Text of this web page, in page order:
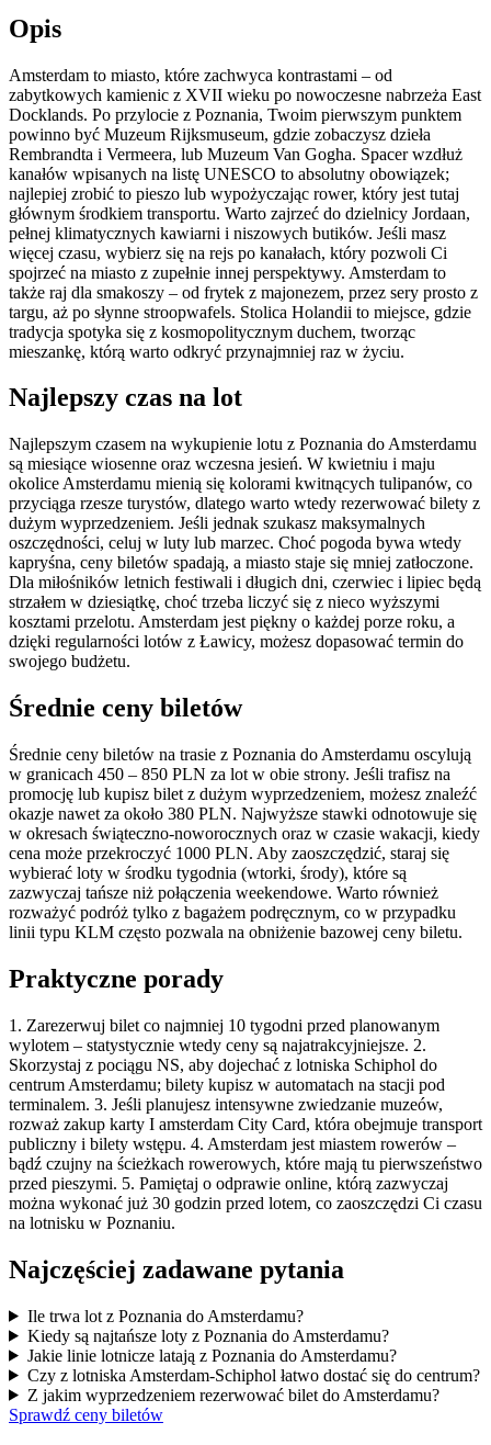
Opis
Amsterdam to miasto, które zachwyca kontrastami – od
zabytkowych kamienic z XVII wieku po nowoczesne nabrzeża East
Docklands. Po przylocie z Poznania, Twoim pierwszym punktem
powinno być Muzeum Rijksmuseum, gdzie zobaczysz dzieła
Rembrandta i Vermeera, lub Muzeum Van Gogha. Spacer wzdłuż
kanałów wpisanych na listę UNESCO to absolutny obowiązek;
najlepiej zrobić to pieszo lub wypożyczając rower, który jest tutaj
głównym środkiem transportu. Warto zajrzeć do dzielnicy Jordaan,
pełnej klimatycznych kawiarni i niszowych butików. Jeśli masz
więcej czasu, wybierz się na rejs po kanałach, który pozwoli Ci
spojrzeć na miasto z zupełnie innej perspektywy. Amsterdam to
także raj dla smakoszy – od frytek z majonezem, przez sery prosto z
targu, aż po słynne stroopwafels. Stolica Holandii to miejsce, gdzie
tradycja spotyka się z kosmopolitycznym duchem, tworząc
mieszankę, którą warto odkryć przynajmniej raz w życiu.
Najlepszy czas na lot
Najlepszym czasem na wykupienie lotu z Poznania do Amsterdamu
są miesiące wiosenne oraz wczesna jesień. W kwietniu i maju
okolice Amsterdamu mienią się kolorami kwitnących tulipanów, co
przyciąga rzesze turystów, dlatego warto wtedy rezerwować bilety z
dużym wyprzedzeniem. Jeśli jednak szukasz maksymalnych
oszczędności, celuj w luty lub marzec. Choć pogoda bywa wtedy
kapryśna, ceny biletów spadają, a miasto staje się mniej zatłoczone.
Dla miłośników letnich festiwali i długich dni, czerwiec i lipiec będą
strzałem w dziesiątkę, choć trzeba liczyć się z nieco wyższymi
kosztami przelotu. Amsterdam jest piękny o każdej porze roku, a
dzięki regularności lotów z Ławicy, możesz dopasować termin do
swojego budżetu.
Średnie ceny biletów
Średnie ceny biletów na trasie z Poznania do Amsterdamu oscylują
w granicach 450 – 850 PLN za lot w obie strony. Jeśli trafisz na
promocję lub kupisz bilet z dużym wyprzedzeniem, możesz znaleźć
okazje nawet za około 380 PLN. Najwyższe stawki odnotowuje się
w okresach świąteczno-noworocznych oraz w czasie wakacji, kiedy
cena może przekroczyć 1000 PLN. Aby zaoszczędzić, staraj się
wybierać loty w środku tygodnia (wtorki, środy), które są
zazwyczaj tańsze niż połączenia weekendowe. Warto również
rozważyć podróż tylko z bagażem podręcznym, co w przypadku
linii typu KLM często pozwala na obniżenie bazowej ceny biletu.
Praktyczne porady
1. Zarezerwuj bilet co najmniej 10 tygodni przed planowanym
wylotem – statystycznie wtedy ceny są najatrakcyjniejsze. 2.
Skorzystaj z pociągu NS, aby dojechać z lotniska Schiphol do
centrum Amsterdamu; bilety kupisz w automatach na stacji pod
terminalem. 3. Jeśli planujesz intensywne zwiedzanie muzeów,
rozważ zakup karty I amsterdam City Card, która obejmuje transport
publiczny i bilety wstępu. 4. Amsterdam jest miastem rowerów –
bądź czujny na ścieżkach rowerowych, które mają tu pierwszeństwo
przed pieszymi. 5. Pamiętaj o odprawie online, którą zazwyczaj
można wykonać już 30 godzin przed lotem, co zaoszczędzi Ci czasu
na lotnisku w Poznaniu.
Najczęściej zadawane pytania
Ile trwa lot z Poznania do Amsterdamu?
Kiedy są najtańsze loty z Poznania do Amsterdamu?
Jakie linie lotnicze latają z Poznania do Amsterdamu?
Czy z lotniska Amsterdam-Schiphol łatwo dostać się do centrum?
Z jakim wyprzedzeniem rezerwować bilet do Amsterdamu?
Sprawdź ceny biletów